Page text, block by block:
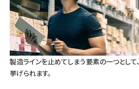
製造ラインを止めてしまう要素の一つとして、
挙げられます。